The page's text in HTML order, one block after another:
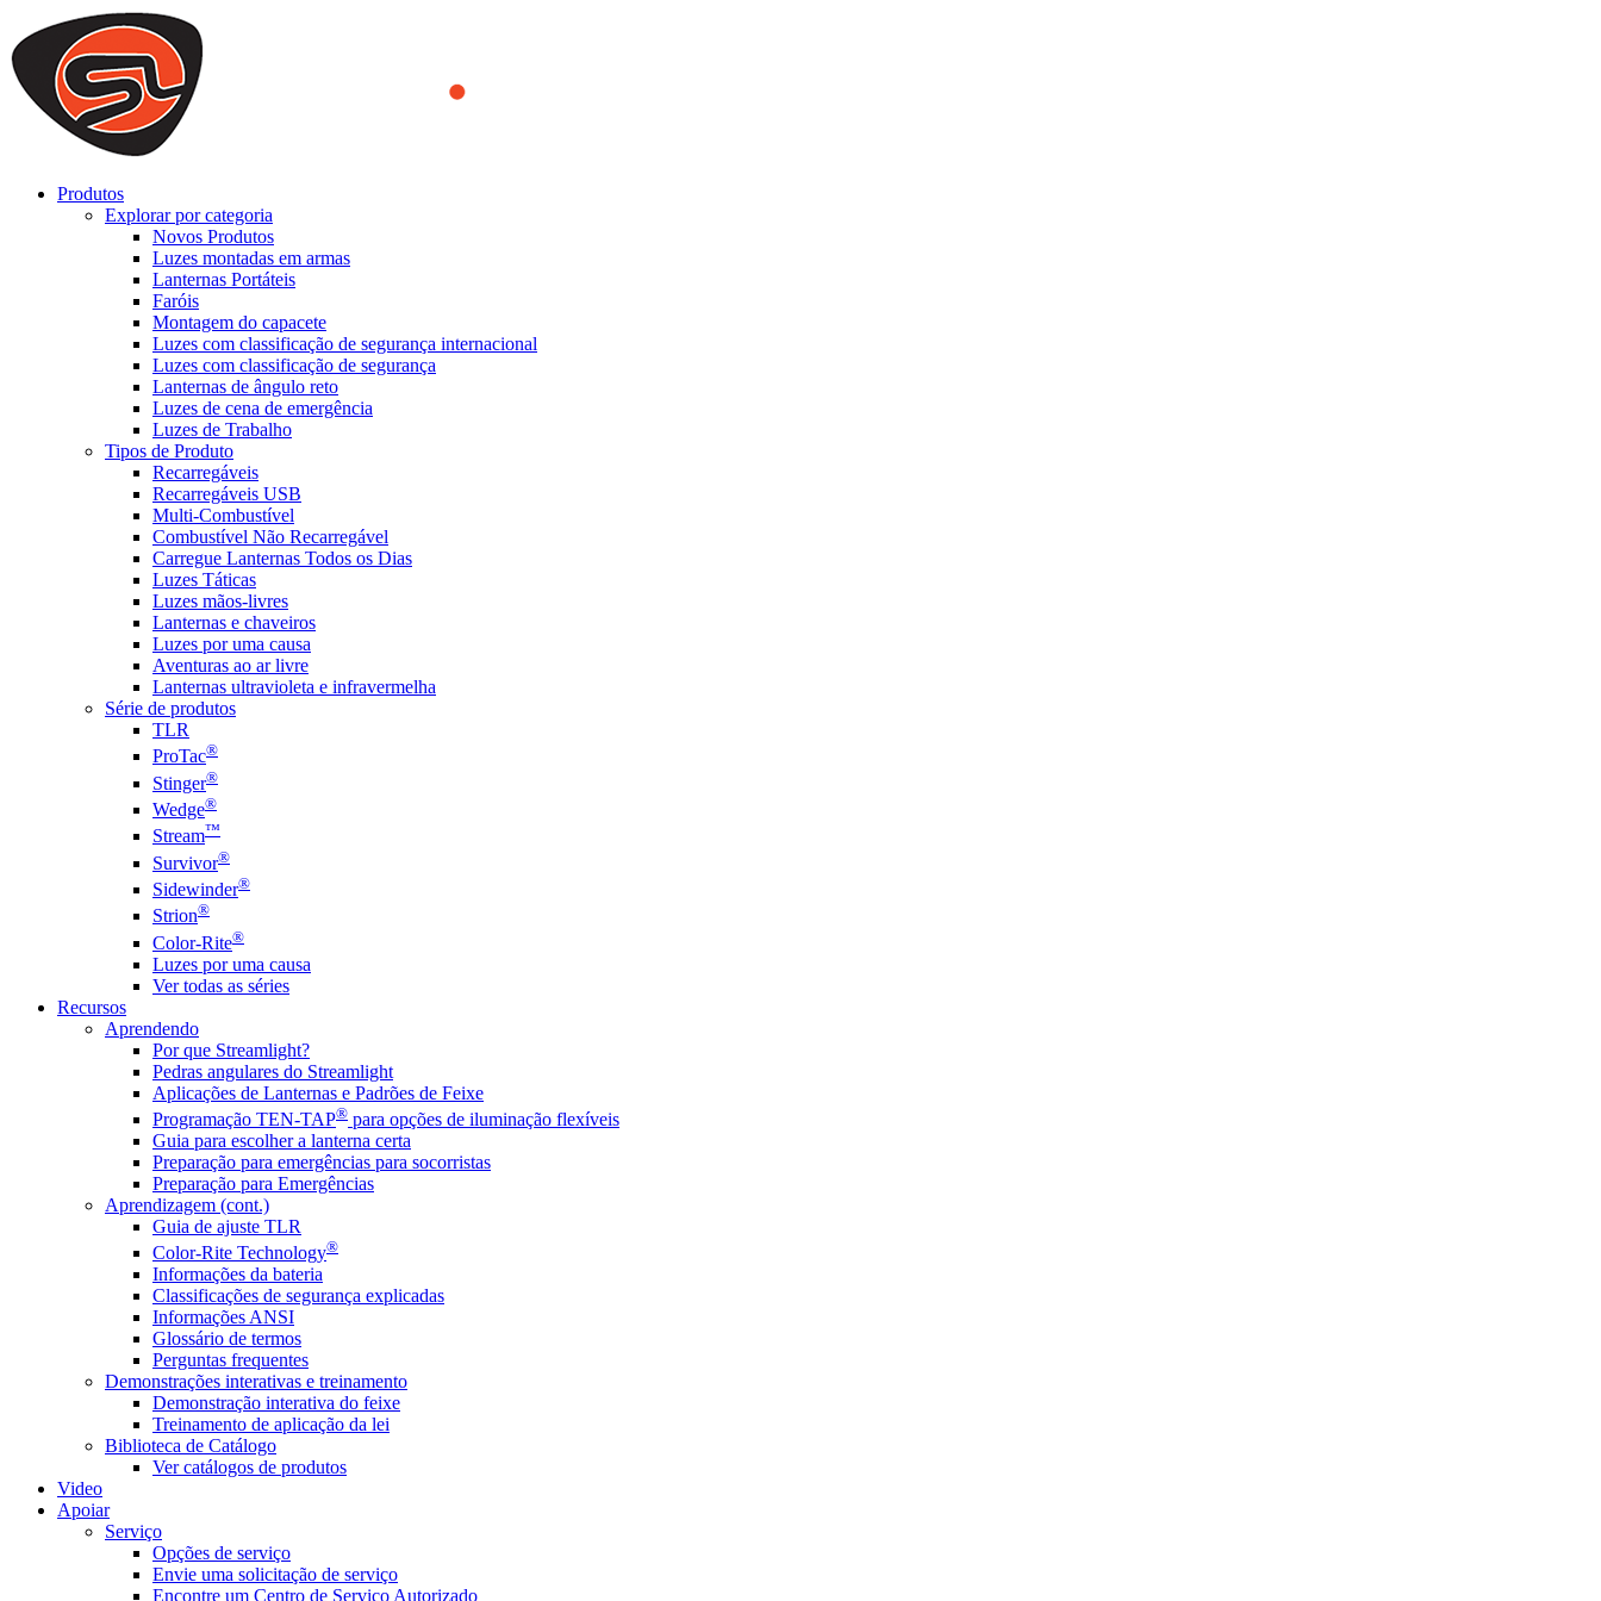
We use cookies to ensure that we provide you the best experience on our website. By continuing to browse this website, you accept that cookies are used to help us analyze how the website is used and to offer
you a better experience. To learn more or to find out how you can disable cookies, you can access our
ACCEPT AND CLOSE
Produtos
Explorar por categoria
Novos Produtos
Luzes montadas em armas
Lanternas Portáteis
Faróis
Montagem do capacete
Luzes com classificação de segurança internacional
Luzes com classificação de segurança
Lanternas de ângulo reto
Luzes de cena de emergência
Luzes de Trabalho
Tipos de Produto
Recarregáveis
Recarregáveis USB
Multi-Combustível
Combustível Não Recarregável
Carregue Lanternas Todos os Dias
Luzes Táticas
Luzes mãos-livres
Lanternas e chaveiros
Luzes por uma causa
Aventuras ao ar livre
Lanternas ultravioleta e infravermelha
Série de produtos
TLR
ProTac®
Stinger®
Wedge®
Stream™
Survivor®
Sidewinder®
Strion®
Color-Rite®
Luzes por uma causa
Ver todas as séries
Recursos
Aprendendo
Por que Streamlight?
Pedras angulares do Streamlight
Aplicações de Lanternas e Padrões de Feixe
Programação TEN-TAP® para opções de iluminação flexíveis
Guia para escolher a lanterna certa
Preparação para emergências para socorristas
Preparação para Emergências
Aprendizagem (cont.)
Guia de ajuste TLR
Color-Rite Technology®
Informações da bateria
Classificações de segurança explicadas
Informações ANSI
Glossário de termos
Perguntas frequentes
Demonstrações interativas e treinamento
Demonstração interativa do feixe
Treinamento de aplicação da lei
Biblioteca de Catálogo
Ver catálogos de produtos
Video
Apoiar
Serviço
Opções de serviço
Envie uma solicitação de serviço
Encontre um Centro de Serviço Autorizado